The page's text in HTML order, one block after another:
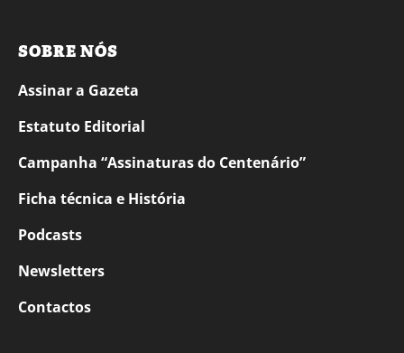
SOBRE NÓS
Assinar a Gazeta
Estatuto Editorial
Campanha “Assinaturas do Centenário”
Ficha técnica e História
Podcasts
Newsletters
Contactos